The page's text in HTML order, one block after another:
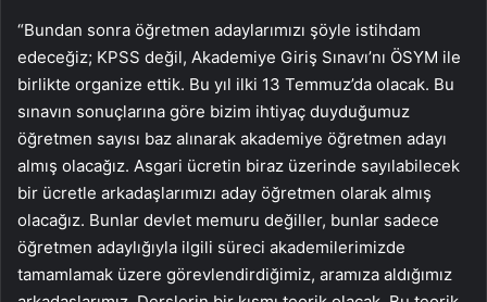
“Bundan sonra öğretmen adaylarımızı şöyle istihdam
edeceğiz; KPSS değil, Akademiye Giriş Sınavı’nı ÖSYM ile
birlikte organize ettik. Bu yıl ilki 13 Temmuz’da olacak. Bu
sınavın sonuçlarına göre bizim ihtiyaç duyduğumuz
öğretmen sayısı baz alınarak akademiye öğretmen adayı
almış olacağız. Asgari ücretin biraz üzerinde sayılabilecek
bir ücretle arkadaşlarımızı aday öğretmen olarak almış
olacağız. Bunlar devlet memuru değiller, bunlar sadece
öğretmen adaylığıyla ilgili süreci akademilerimizde
tamamlamak üzere görevlendirdiğimiz, aramıza aldığımız